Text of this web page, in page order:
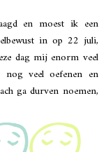
en moest ik een
in op 22 juli,
dag mij enorm veel
nog veel oefenen en
ga durven noemen,